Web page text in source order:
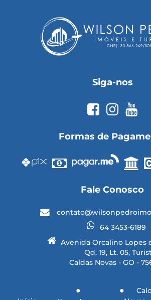
Siga-nos
Formas de
Fale Conosco
64 3453-6189
Avenida Orcalino Lopes
Qd. 19, Lt. 05,
Caldas Novas - GO -